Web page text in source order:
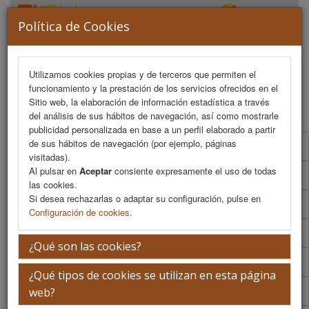
Política de Cookies
Utilizamos cookies propias y de terceros que permiten el
funcionamiento y la prestación de los servicios ofrecidos en el
Sitio web, la elaboración de información estadística a través
del análisis de sus hábitos de navegación, así como mostrarle
publicidad personalizada en base a un perfil elaborado a partir
de sus hábitos de navegación (por ejemplo, páginas
visitadas).
Al pulsar en Aceptar consiente expresamente el uso de todas
las cookies.
Si desea rechazarlas o adaptar su configuración, pulse en
Configuración de cookies.
¿Qué son las cookies?
¿Qué tipos de cookies se utilizan en esta página
web?
MENU
Programa Científico
Programa Científico (PDF)
Cronograma Programa Científico
Normativa comunicaciones
Envío de comunicaciones
Descargar normativa